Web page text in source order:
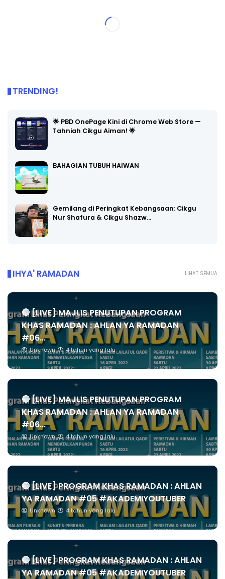
TRENDING!
🌟 PBD OnePage Kini di Chrome Web Store —
Tahniah Cikgu Aiman! 🌟
BAHAGIAN TUBUH HAIWAN
Gemilang di Peringkat Kebangsaan: Cikgu
Nur Shafura & Cikgu Shazw…
LIHAT SEMUA
IHYA' RAMADAN
🔴 [LIVE] MAJLIS PENUTUPAN PROGRAM
KHAS RAMADAN : AHLAN YA RAMADAN
#06...
Unknown 4 tahun yang lalu
🔴 [LIVE] MAJLIS PENUTUPAN PROGRAM
KHAS RAMADAN : AHLAN YA RAMADAN
#06...
Unknown 4 tahun yang lalu
🔴 [LIVE] PROGRAM KHAS RAMADAN : AHLAN
YA RAMADAN #05 #AKADEMIYOUTUBER
Unknown 4 tahun yang lalu
🔴 [LIVE] PROGRAM KHAS RAMADAN : AHLAN
YA RAMADAN #05 #AKADEMIYOUTUBER